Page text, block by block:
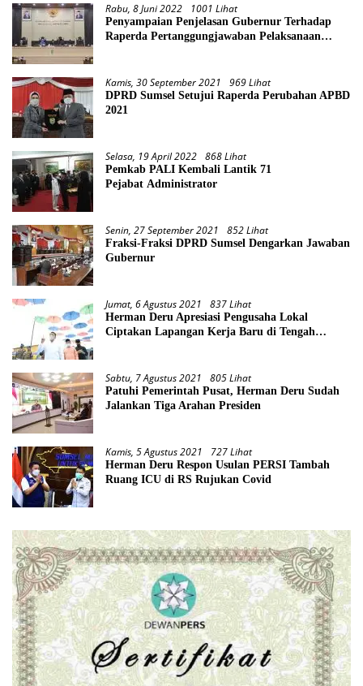
Rabu, 8 Juni 2022 1001 Lihat
Penyampaian Penjelasan Gubernur Terhadap
Raperda Pertanggungjawaban Pelaksanaan
Kamis, 30 September 2021 969 Lihat
DPRD Sumsel Setujui Raperda Perubahan APBD
2021
Selasa, 19 April 2022 868 Lihat
Pemkab PALI Kembali Lantik 71
Pejabat Administrator
Senin, 27 September 2021 852 Lihat
Fraksi-Fraksi DPRD Sumsel Dengarkan Jawaban
Gubernur
Jumat, 6 Agustus 2021 837 Lihat
Herman Deru Apresiasi Pengusaha Lokal
Ciptakan Lapangan Kerja Baru di Tengah
Sabtu, 7 Agustus 2021 805 Lihat
Patuhi Pemerintah Pusat, Herman Deru Sudah
Jalankan Tiga Arahan Presiden
Kamis, 5 Agustus 2021 727 Lihat
Herman Deru Respon Usulan PERSI Tambah
Ruang ICU di RS Rujukan Covid